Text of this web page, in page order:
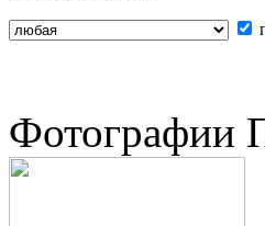
Фотографии